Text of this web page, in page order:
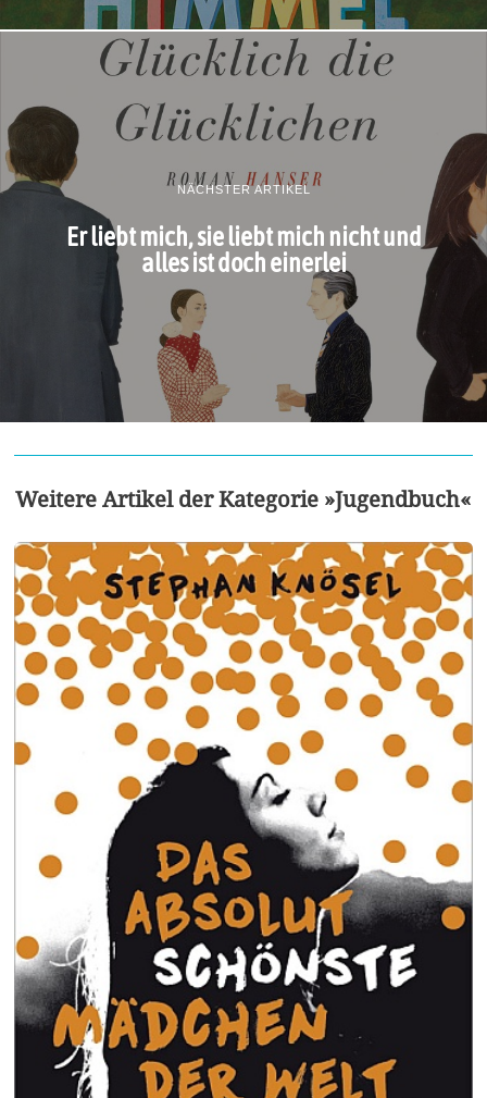
NÄCHSTER ARTIKEL
Er liebt mich, sie liebt mich nicht und
alles ist doch einerlei
Weitere Artikel der Kategorie »Jugendbuch«